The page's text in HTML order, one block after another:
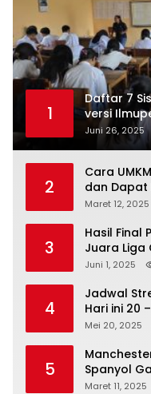
1
Daftar 7
versi
Juni 26, 2025
2
Cara
dan Dapat
Maret 12, 2025
3
Hasil Final
Juara Liga
Nerazzurri
Juni 1, 2025
4
Jadwal
Hari ini 20
vs
Mei 20, 2025
5
Spanyol
Maret 11, 2025